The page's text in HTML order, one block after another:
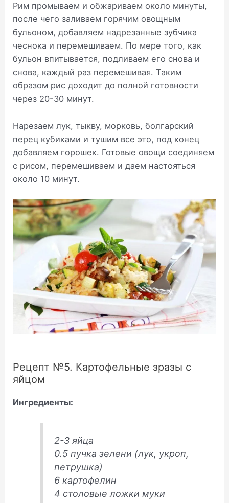
Рим промываем и обжариваем около минуты,
после чего заливаем горячим овощным
бульоном, добавляем надрезанные зубчика
чеснока и перемешиваем. По мере того, как
бульон впитывается, подливаем его снова и
снова, каждый раз перемешивая. Таким
образом рис доходит до полной готовности
через 20-30 минут.
Нарезаем лук, тыкву, морковь, болгарский
перец кубиками и тушим все это, под конец
добавляем горошек. Готовые овощи соединяем
с рисом, перемешиваем и даем настояться
около 10 минут.
Рецепт №5. Картофельные зразы с
яйцом
Ингредиенты:
2-3 яйца
0.5 пучка зелени (лук, укроп,
петрушка)
6 картофелин
4 столовые ложки муки